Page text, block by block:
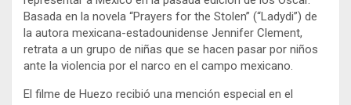
Basada en la novela “Prayers for the Stolen” (“Ladydi”) de
la autora mexicana-estadounidense Jennifer Clement,
retrata a un grupo de niñas que se hacen pasar por niños
ante la violencia por el narco en el campo mexicano.
El filme de Huezo recibió una mención especial en el